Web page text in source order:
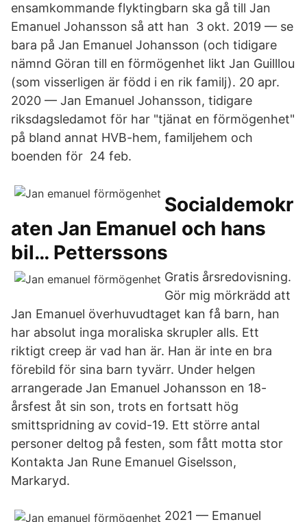
ensamkommande flyktingbarn ska gå till Jan
Emanuel Johansson så att han 3 okt. 2019 — se
bara på Jan Emanuel Johansson (och tidigare
nämnd Göran till en förmögenhet likt Jan Guilllou
(som visserligen är född i en rik familj). 20 apr.
2020 — Jan Emanuel Johansson, tidigare
riksdagsledamot för har "tjänat en förmögenhet"
på bland annat HVB-hem, familjehem och
boenden för 24 feb.
Socialdemokr
aten Jan Emanuel och hans
bil… Petterssons
Gratis årsredovisning.
Gör mig mörkrädd att
Jan Emanuel överhuvudtaget kan få barn, han
har absolut inga moraliska skrupler alls. Ett
riktigt creep är vad han är. Han är inte en bra
förebild för sina barn tyvärr. Under helgen
arrangerade Jan Emanuel Johansson en 18-
årsfest åt sin son, trots en fortsatt hög
smittspridning av covid-19. Ett större antal
personer deltog på festen, som fått motta stor
Kontakta Jan Rune Emanuel Giselsson,
Markaryd.
2021 — Emanuel